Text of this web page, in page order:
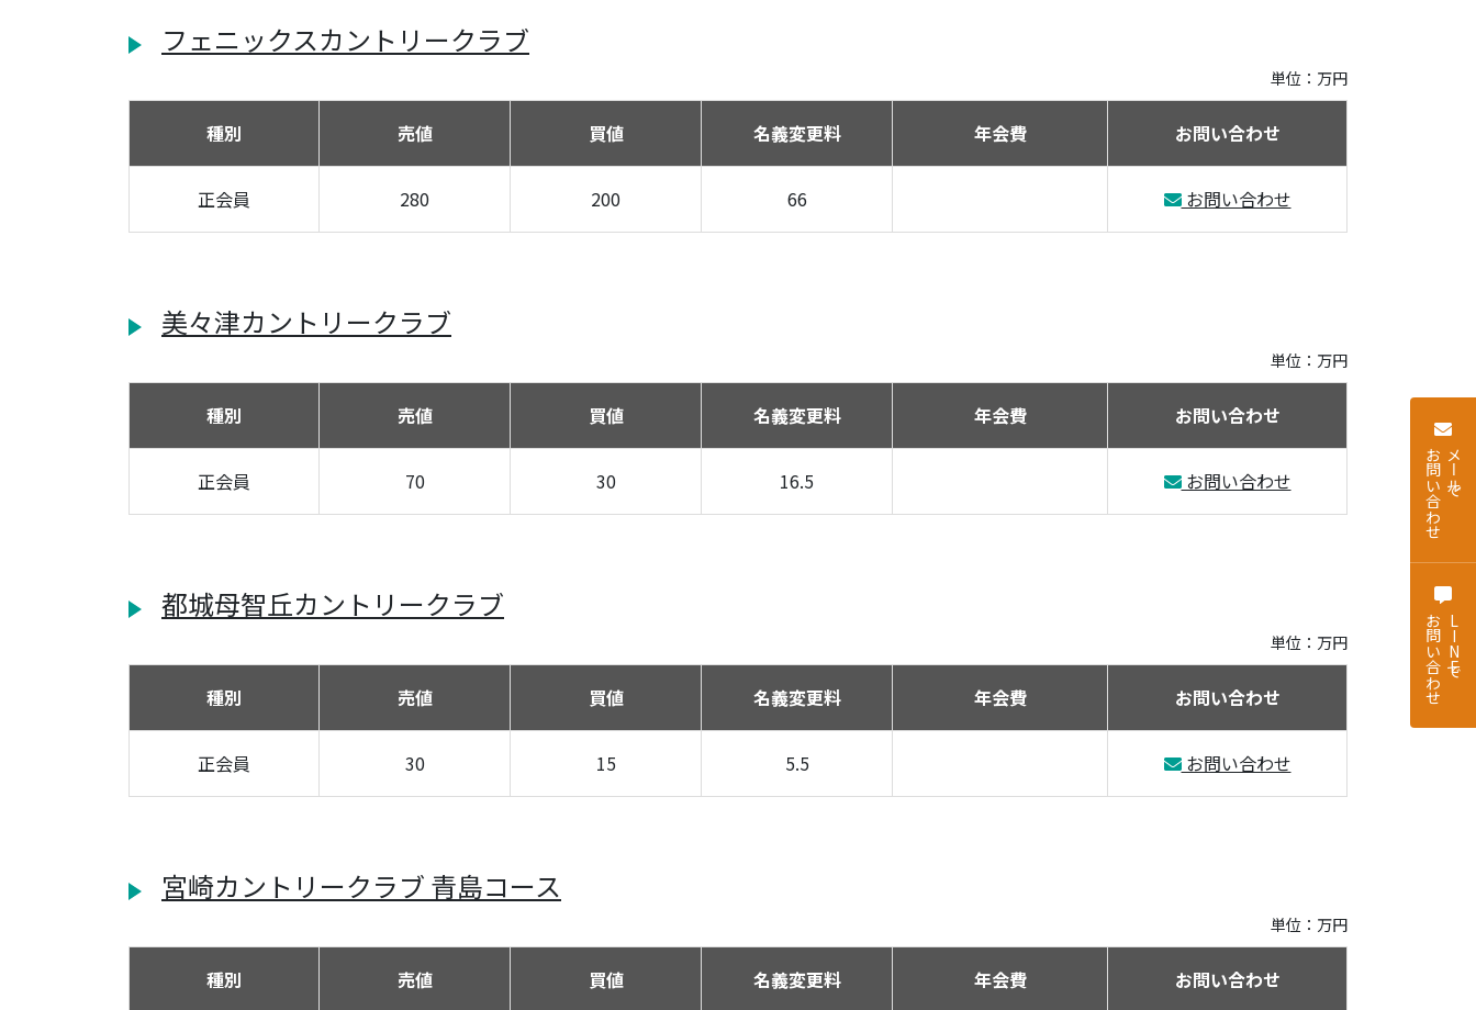
フェニックスカントリークラブ
単位：万円
種別 売値 買値 名義変更料 年会費 お問い合わせ
正会員 280 200 66 お問い合わせ
美々津カントリークラブ
単位：万円
種別 売値 買値 名義変更料 年会費 お問い合わせ
正会員 70 30 16.5 お問い合わせ
都城母智丘カントリークラブ
単位：万円
種別 売値 買値 名義変更料 年会費 お問い合わせ
正会員 30 15 5.5 お問い合わせ
宮崎カントリークラブ 青島コース
単位：万円
種別 売値 買値 名義変更料 年会費 お問い合わせ
LINEで
お問い合わせ
メールで
お問い合わせ